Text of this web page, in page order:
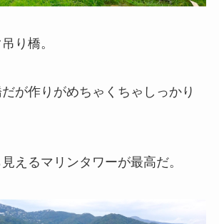
り橋。
が作りがめちゃくちゃしっかり
えるマリンタワーが最高だ。